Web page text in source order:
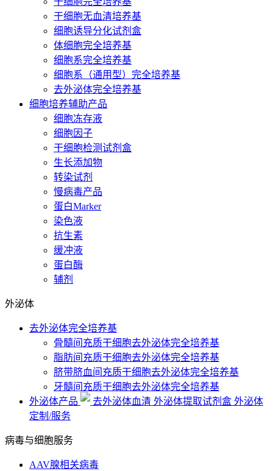
干细胞无血清培养基
细胞诱导分化试剂盒
体细胞完全培养基
细胞系完全培养基
细胞系（通用型）完全培养基
去外泌体完全培养基
细胞培养辅助产品
细胞冻存液
细胞因子
干细胞检测试剂盒
生长添加物
转染试剂
慢病毒产品
蛋白Marker
染色液
抗生素
缓冲液
蛋白酶
辅剂
外泌体
去外泌体完全培养基
骨髓间充质干细胞去外泌体完全培养基
脂肪间充质干细胞去外泌体完全培养基
脐带脐血间充质干细胞去外泌体完全培养基
牙髓间充质干细胞去外泌体完全培养基
外泌体产品
去外泌体血清 外泌体提取试剂盒 外泌体
定制/服务
病毒与细胞服务
AAV腺相关病毒